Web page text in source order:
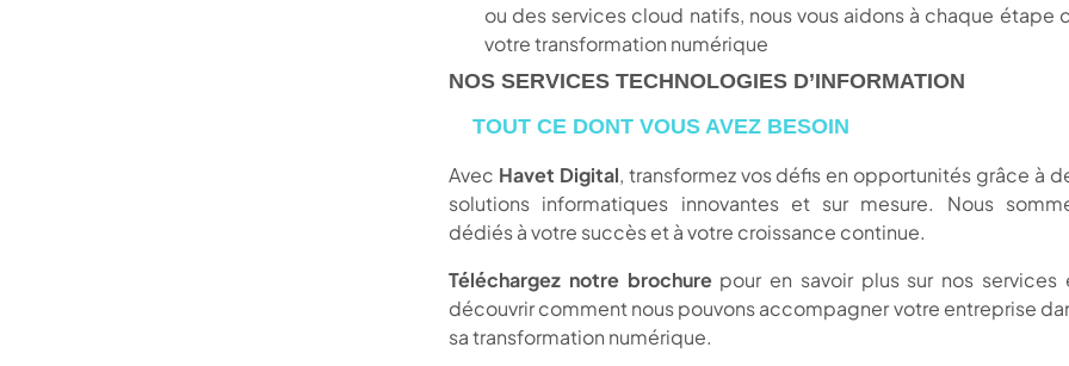
ou des services cloud natifs, nous vous aidons à chaque étape
votre transformation numérique
NOS SERVICES TECHNOLOGIES D’INFORMATION
TOUT CE DONT VOUS AVEZ BESOIN
Avec Havet Digital, transformez vos défis en opportunités grâce à
solutions informatiques innovantes et sur mesure. Nous
dédiés à votre succès et à votre croissance continue.
Téléchargez notre brochurepour en savoir plus sur nos services
découvrir comment nous pouvons accompagner votre entreprise
sa transformation numérique.